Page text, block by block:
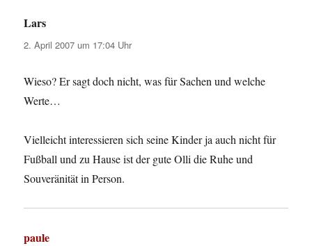
Lars
2. April 2007 um 17:04 Uhr
Wieso? Er sagt doch nicht, was für Sachen und welche
Werte…
Vielleicht interessieren sich seine Kinder ja auch nicht für
Fußball und zu Hause ist der gute Olli die Ruhe und
Souveränität in Person.
paule